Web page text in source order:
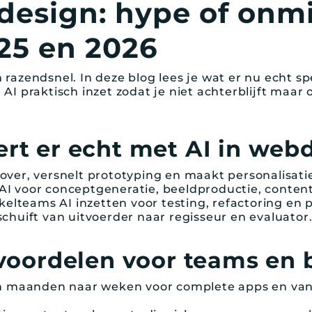
hype of
en 2026
In deze blog lees je wat er nu echt
AI praktisch inzet zodat je niet achterblijft
er echt met AI in
versnelt prototyping en maakt
voor conceptgeneratie, beeldproductie,
AI inzetten voor testing, refactoring en
van uitvoerder naar regisseur en evaluator.
voor teams en
maanden naar weken voor complete apps en